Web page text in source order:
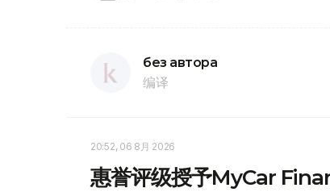
без автора
编译
20:52, 06 8月 2026
惠誉评级授予MyCar